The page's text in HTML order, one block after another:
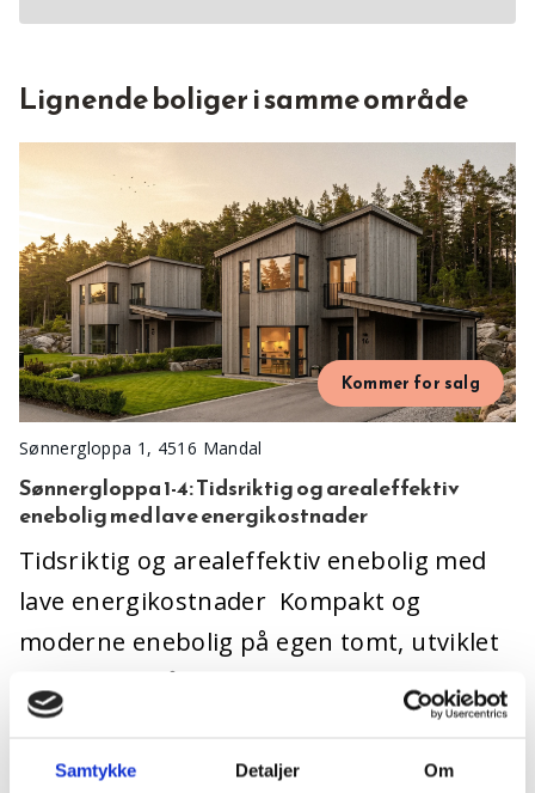
Samtykke Detaljer Om
Lignende boliger i samme område
Kommer for salg
Sønnergloppa 1, 4516 Mandal
Sønnergloppa 1-4: Tidsriktig og arealeffektiv
enebolig med lave energikostnader
Tidsriktig og arealeffektiv enebolig med
lave energikostnader Kompakt og
moderne enebolig på egen tomt, utviklet
med fokus på optimal arealutnyttelse,
funksjonelle…